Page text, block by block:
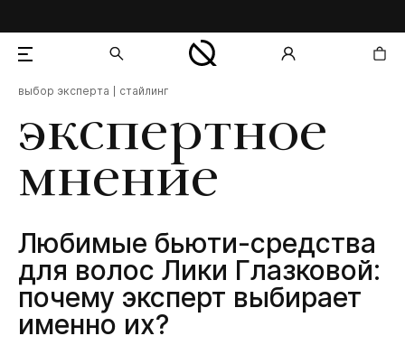
экспертное
мнение
Любимые бьюти-средства
для волос Лики Глазковой:
почему эксперт выбирает
именно их?
выбор эксперта стайлинг